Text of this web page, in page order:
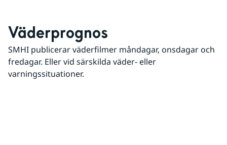
Väderprognos
SMHI publicerar väderfilmer måndagar, onsdagar och
fredagar. Eller vid särskilda väder- eller
varningssituationer.